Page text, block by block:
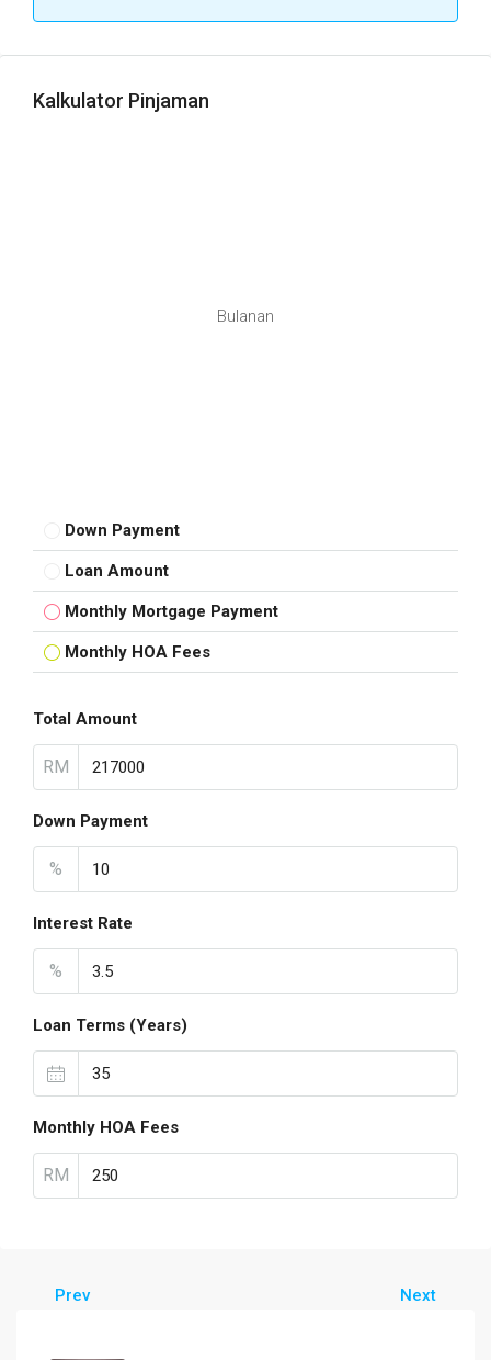
Kalkulator Pinjaman
Bulanan
Down Payment
Loan Amount
Monthly Mortgage Payment
Monthly HOA Fees
Total Amount
RM
Down Payment
%
Interest Rate
%
Loan Terms (Years)
Monthly HOA Fees
RM
Prev Next